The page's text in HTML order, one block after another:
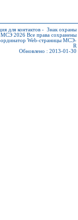
для контактов - Знак охраны
МСЭ 2026 Все права сохранены
Web-страницы МСЭ-
R
Обновлено : 2013-01-30